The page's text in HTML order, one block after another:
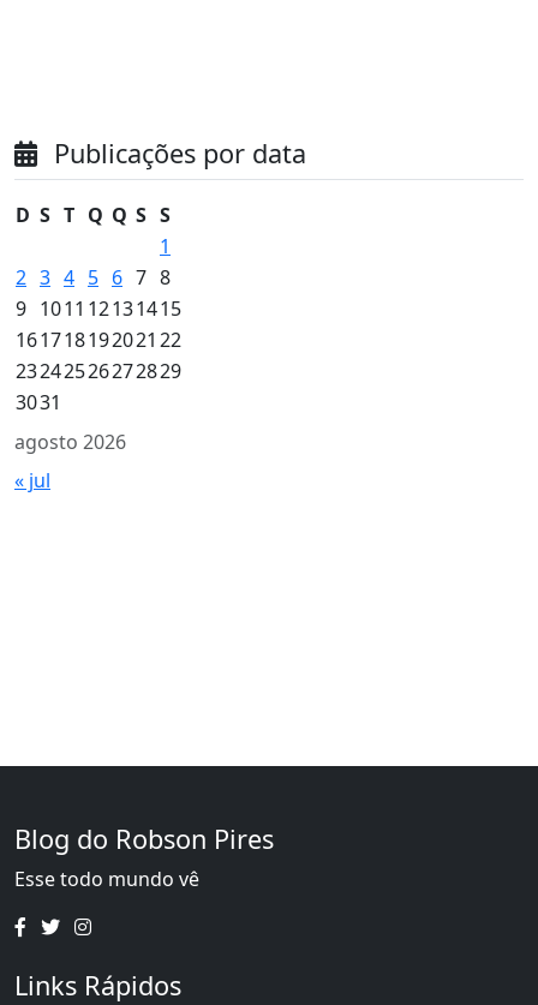
Publicações por data
agosto 2026
D S T Q Q S S
1
2 3 4 5 6 7 8
9 1011 12131415
161718192021 22
23242526272829
3031
« jul
Blog do Robson Pires
Esse todo mundo vê
Links Rápidos